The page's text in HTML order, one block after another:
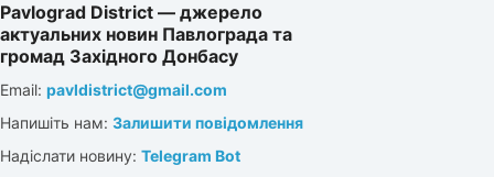
Pavlograd District — джерело
актуальних новин Павлограда та
громад Західного Донбасу
Email: pavldistrict@gmail.com
Напишіть нам: Залишити повідомлення
Надіслати новину: Telegram Bot